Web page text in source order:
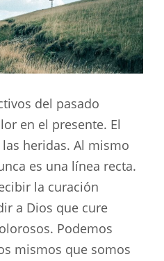
del pasado
en el presente. El
heridas. Al mismo
es una línea recta.
la curación
a Dios que cure
Podemos
mismos que somos